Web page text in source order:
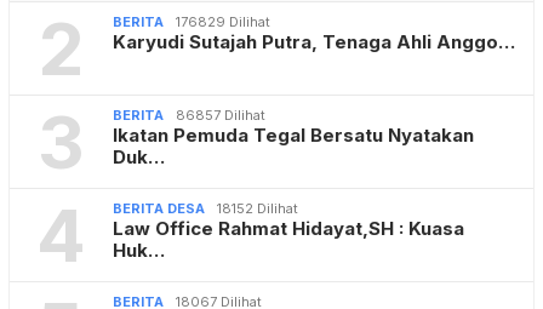
2 BERITA 176829 Dilihat
Karyudi Sutajah Putra, Tenaga Ahli Anggo…
3 BERITA 86857 Dilihat
Ikatan Pemuda Tegal Bersatu Nyatakan
Duk…
4 BERITA DESA 18152 Dilihat
Law Office Rahmat Hidayat,SH : Kuasa
Huk…
BERITA 18067 Dilihat